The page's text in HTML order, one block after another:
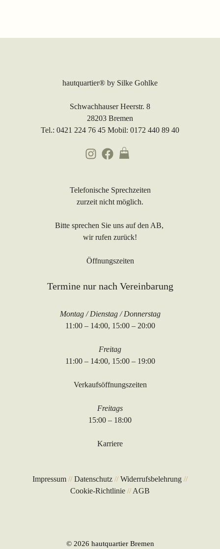
hautquartier® by Silke Gohlke
Schwachhauser Heerstr. 8
28203 Bremen
Tel.: 0421 224 76 45 Mobil: 0172 440 89 40
Telefonische Sprechzeiten
zurzeit nicht möglich.
Bitte sprechen Sie uns auf den AB,
wir rufen zurück!
Öffnungszeiten
Termine nur nach Vereinbarung
Montag / Dienstag / Donnerstag
11:00 – 14:00, 15:00 – 20:00
Freitag
11:00 – 14:00, 15:00 – 19:00
Verkaufsöffnungszeiten
Freitags
15:00 – 18:00
Karriere
Impressum //Datenschutz //Widerrufsbelehrung //
Cookie-Richtlinie //AGB
© 2026 hautquartier Bremen